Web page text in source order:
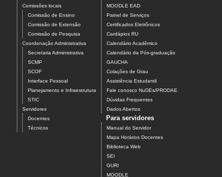
Comissões locais
Comissão de Ensino
Comissão de Extensão
Comissão de Pesquisa
Coordenação Administrativa
Secretaria Administrativa
SCMP
SCOF
Interface Pessoal
Planejamento e Infraestrutura
STIC
Servidores
Docentes
Técnicos
MOODLE EAD
Painel de Serviços
Certificados Eletrônicos
Cardápios RU
Calendário Acadêmico
Calendário da Pós-graduação
GAUCHA
Colações de Grau
Assistência Estudantil
Fale conosco NuDEs/PRODAE
Dúvidas Frequentes
Dados Abertos
Para servidores
Manual do Servidor
Mapa Horários Docentes
Biblioteca Web
SEI
GURI
MOODLE